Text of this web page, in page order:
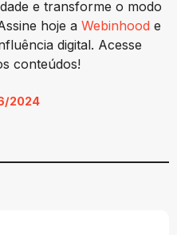
e transforme o modo
hoje a Webinhood e
digital. Acesse
conteúdos!
2024